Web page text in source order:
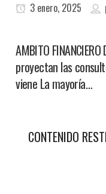
3 enero, 2025
AMBITO
proyectan las
viene La mayoría…
CONTENIDO